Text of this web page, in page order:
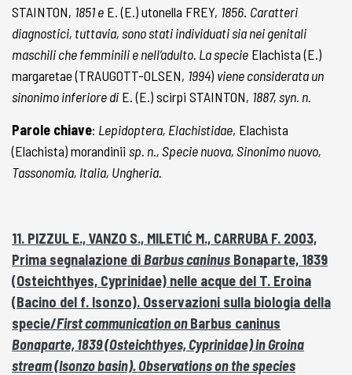
STAINTON, 1851 e E. (E.) utonella FREY, 1856. Caratteri
diagnostici, tuttavia, sono stati individuati sia nei genitali
maschili che femminili e nell’adulto. La specie Elachista (E.)
margaretae (TRAUGOTT-OLSEN, 1994) viene considerata un
sinonimo inferiore di E. (E.) scirpi STAINTON, 1887, syn. n.
Parole chiave: Lepidoptera, Elachistidae, Elachista
(Elachista) morandinii sp. n., Specie nuova, Sinonimo nuovo,
Tassonomia, Italia, Ungheria.
11. PIZZUL E., VANZO S., MILETIĆ M., CARRUBA F. 2003,
Prima segnalazione diBarbus caninus Bonaparte, 1839
(Osteichthyes, Cyprinidae) nelle acque del T. Eroina
(Bacino del f. Isonzo). Osservazioni sulla biologia della
specie/First communication onBarbus caninus
Bonaparte, 1839 (Osteichthyes, Cyprinidae) in Groina
stream (Isonzo basin). Observations on the species